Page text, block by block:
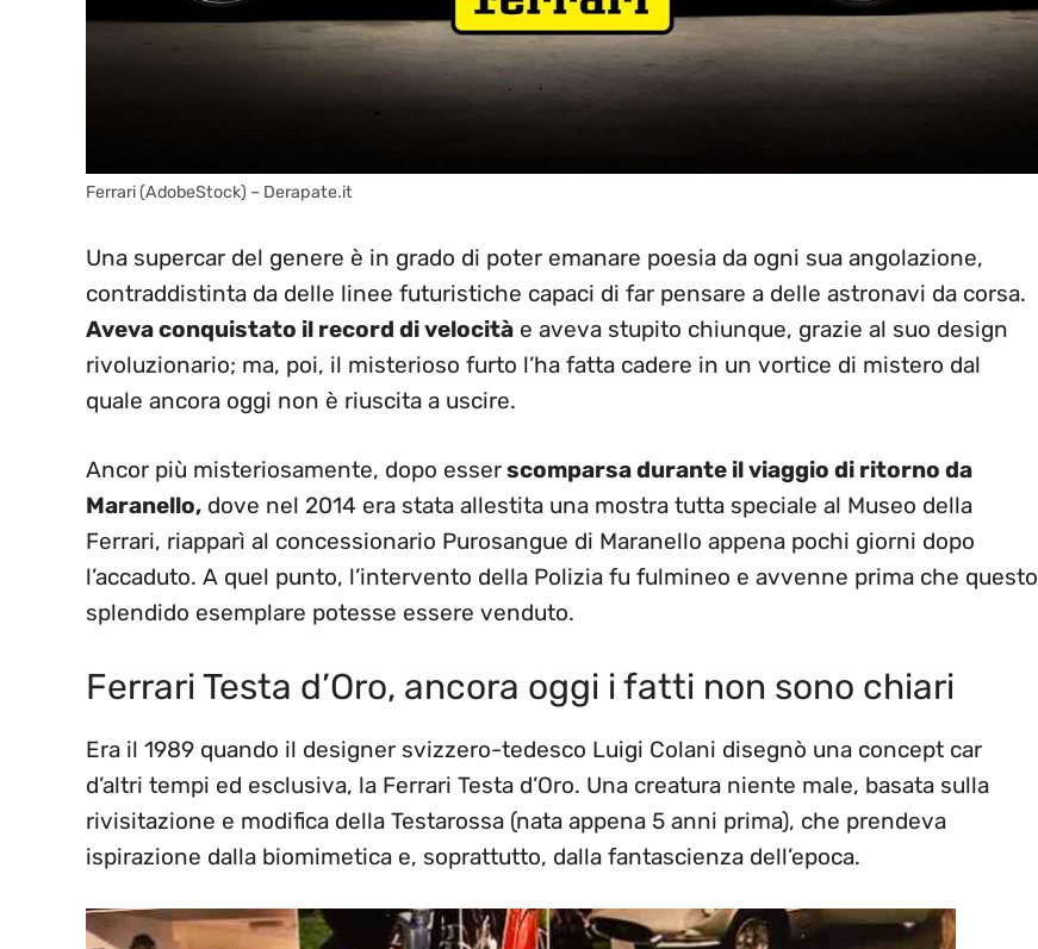
Ferrari (AdobeStock) – Derapate.it
Una supercar del genere è in grado di poter emanare poesia da ogni sua angolazione,
contraddistinta da delle linee futuristiche capaci di far pensare a delle astronavi da corsa.
Aveva conquistato il record di velocità e aveva stupito chiunque, grazie al suo design
rivoluzionario; ma, poi, il misterioso furto l’ha fatta cadere in un vortice di mistero dal
quale ancora oggi non è riuscita a uscire.
Ancor più misteriosamente, dopo esserscomparsa durante il viaggio di ritorno da
Maranello, dove nel 2014 era stata allestita una mostra tutta speciale al Museo della
Ferrari, riapparì al concessionario Purosangue di Maranello appena pochi giorni dopo
l’accaduto. A quel punto, l’intervento della Polizia fu fulmineo e avvenne prima che questo
splendido esemplare potesse essere venduto.
Ferrari Testa d’Oro, ancora oggi i fatti non sono chiari
Era il 1989 quando il designer svizzero-tedesco Luigi Colani disegnò una concept car
d’altri tempi ed esclusiva, la Ferrari Testa d’Oro. Una creatura niente male, basata sulla
rivisitazione e modifica della Testarossa (nata appena 5 anni prima), che prendeva
ispirazione dalla biomimetica e, soprattutto, dalla fantascienza dell’epoca.